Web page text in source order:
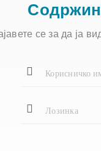
се за да ја